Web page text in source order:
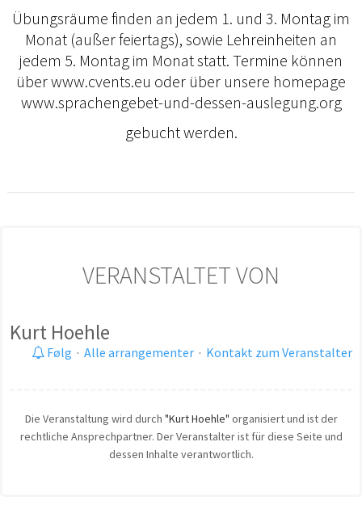
Übungsräume finden an jedem 1. und 3. Montag im
Monat (außer feiertags), sowie Lehreinheiten an
jedem 5. Montag im Monat statt. Termine können
über www.cvents.eu oder über unsere homepage
www.sprachengebet-und-dessen-auslegung.org
gebucht werden.
VERANSTALTET VON
Kurt Hoehle
Følg · Alle arrangementer · Kontakt zum Veranstalter
Die Veranstaltung wird durch "Kurt Hoehle" organisiert und ist der
rechtliche Ansprechpartner. Der Veranstalter ist für diese Seite und
dessen Inhalte verantwortlich.